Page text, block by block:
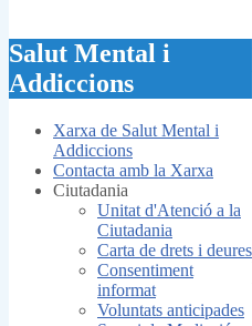
Salut Mental i
Addiccions
Xarxa de Salut Mental i
Addiccions
Contacta amb la Xarxa
Ciutadania
Unitat d'Atenció a la
Ciutadania
Carta de drets i deures
Consentiment
informat
Voluntats anticipades